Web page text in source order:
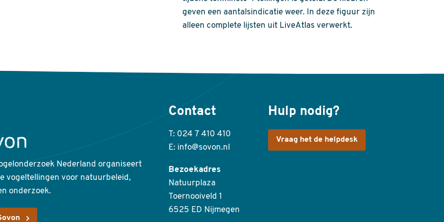
geven een aantalsindicatie weer. In deze figuur zijn
alleen complete lijsten uit LiveAtlas verwerkt.
Nederland organiseert
vogeltellingen voor natuurbeleid,
onderzoek.
Contact
T: 024 7 410 410
E: info@sovon.nl
Bezoekadres
Natuurplaza
Toernooiveld 1
6525 ED Nijmegen
Hulp nodig?
Vraag het de helpdesk